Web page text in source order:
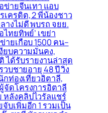
ข่ายจีนเทา แอบ
ครดิต, 2 พี่น้องชาว
างไม่ดี พบรถ จยย.
ไทยทิพย์’ เขย่า
ายเกือบ 1500 คน–
ยบความมั่นคง,
ได้รับรายงานล่าสุด
บชายอายุ 48 ปี วิ่ง
กท่องเที่ยวอิตาลี,
จัดโครงการอิตาลี
ลังคลิปไวรัลแชร์
บเพิ่มอีก 1 รวมเป็น